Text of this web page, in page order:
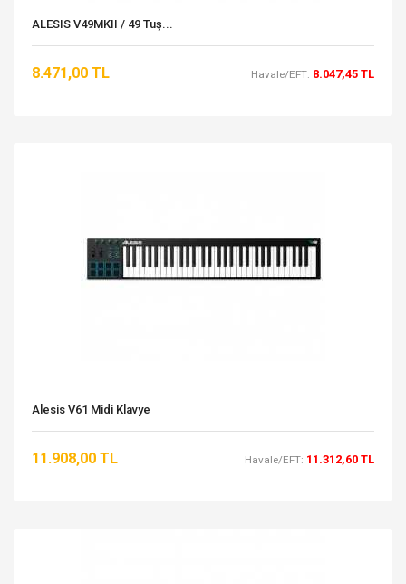
ALESIS V49MKII / 49 Tuş...
8.471,00 TL Havale/EFT: 8.047,45 TL
Alesis V61 Midi Klavye
11.908,00 TL Havale/EFT: 11.312,60 TL